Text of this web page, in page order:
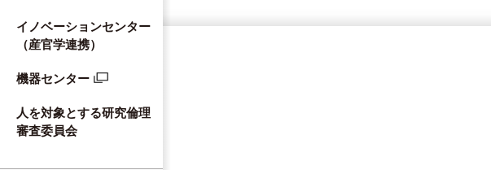
イノベーションセンター
（産官学連携）
機器センター
人を対象とする研究倫理
審査委員会